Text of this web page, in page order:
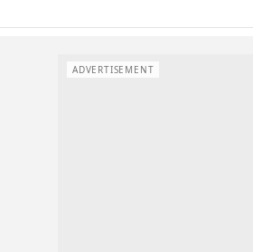
ADVERTISEMENT